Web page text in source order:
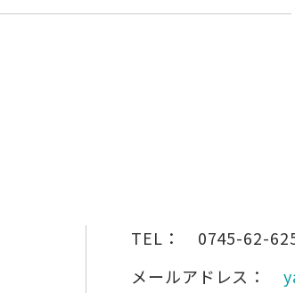
TEL： 0745-62-
メールアドレス：